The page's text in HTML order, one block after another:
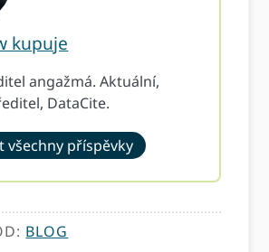
kupuje
angažmá. Aktuální,
DataCite.
všechny příspěvky
BLOG